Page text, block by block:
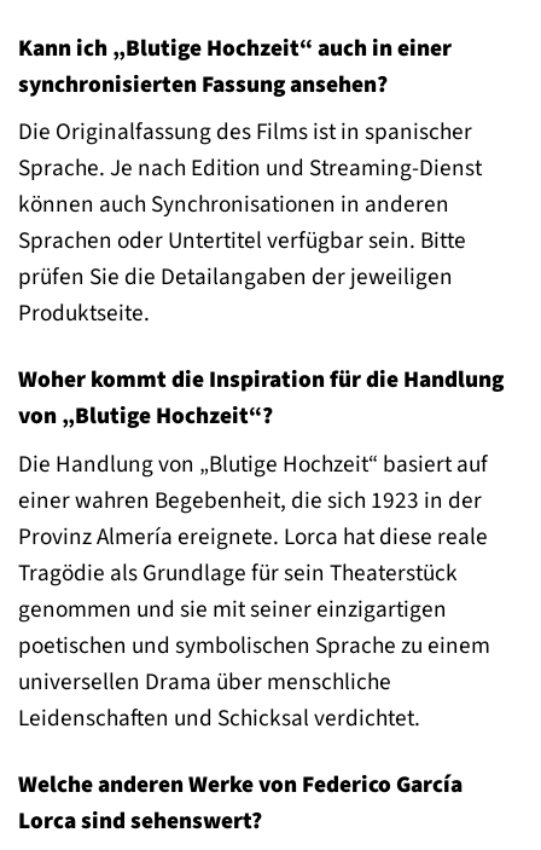
Kann ich „Blutige Hochzeit“ auch in einer
synchronisierten Fassung ansehen?
Die Originalfassung des Films ist in spanischer
Sprache. Je nach Edition und Streaming-Dienst
können auch Synchronisationen in anderen
Sprachen oder Untertitel verfügbar sein. Bitte
prüfen Sie die Detailangaben der jeweiligen
Produktseite.
Woher kommt die Inspiration für die Handlung
von „Blutige Hochzeit“?
Die Handlung von „Blutige Hochzeit“ basiert auf
einer wahren Begebenheit, die sich 1923 in der
Provinz Almería ereignete. Lorca hat diese reale
Tragödie als Grundlage für sein Theaterstück
genommen und sie mit seiner einzigartigen
poetischen und symbolischen Sprache zu einem
universellen Drama über menschliche
Leidenschaften und Schicksal verdichtet.
Welche anderen Werke von Federico García
Lorca sind sehenswert?